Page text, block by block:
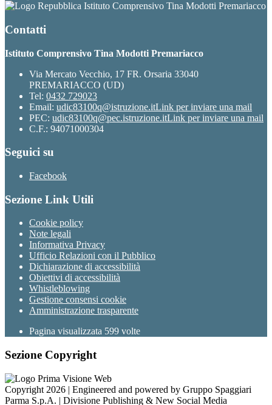
Istituto Comprensivo Tina Modotti Premariacco
Contatti
Istituto Comprensivo Tina Modotti Premariacco
Via Mercato Vecchio, 17 FR. Orsaria 33040
PREMARIACCO (UD)
Tel: 0432 729023
Email: udic83100q@istruzione.itLink per inviare una mail
PEC: udic83100q@pec.istruzione.itLink per inviare una mail
C.F.: 94071000304
Seguici su
Facebook
Sezione Link Utili
Cookie policy
Note legali
Informativa Privacy
Ufficio Relazioni con il Pubblico
Dichiarazione di accessibilità
Obiettivi di accessibilità
Whistleblowing
Gestione consensi cookie
Amministrazione trasparente
Pagina visualizzata 599 volte
Sezione Copyright
Copyright 2026 | Engineered and powered by Gruppo Spaggiari
Parma S.p.A. | Divisione Publishing & New Social Media